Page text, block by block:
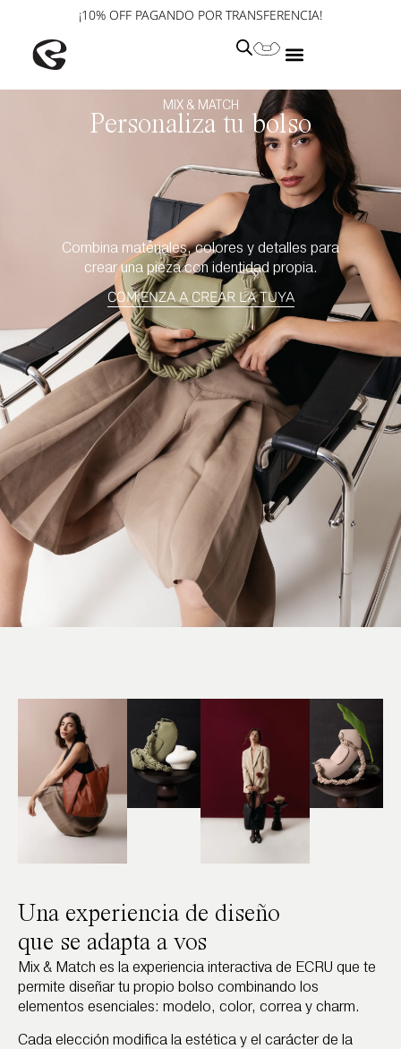
¡10% OFF PAGANDO POR TRANSFERENCIA!
MIX & MATCH
Personaliza tu bolso
COMIENZA A CREAR LA TUYA
Combina materiales, colores y detalles para
crear una pieza con identidad propia.
Una experiencia de diseño
que se adapta a vos
Mix & Match es la experiencia interactiva de ECRU que te
permite diseñar tu propio bolso combinando los
elementos esenciales: modelo, color, correa y charm.
Cada elección modifica la estética y el carácter de la